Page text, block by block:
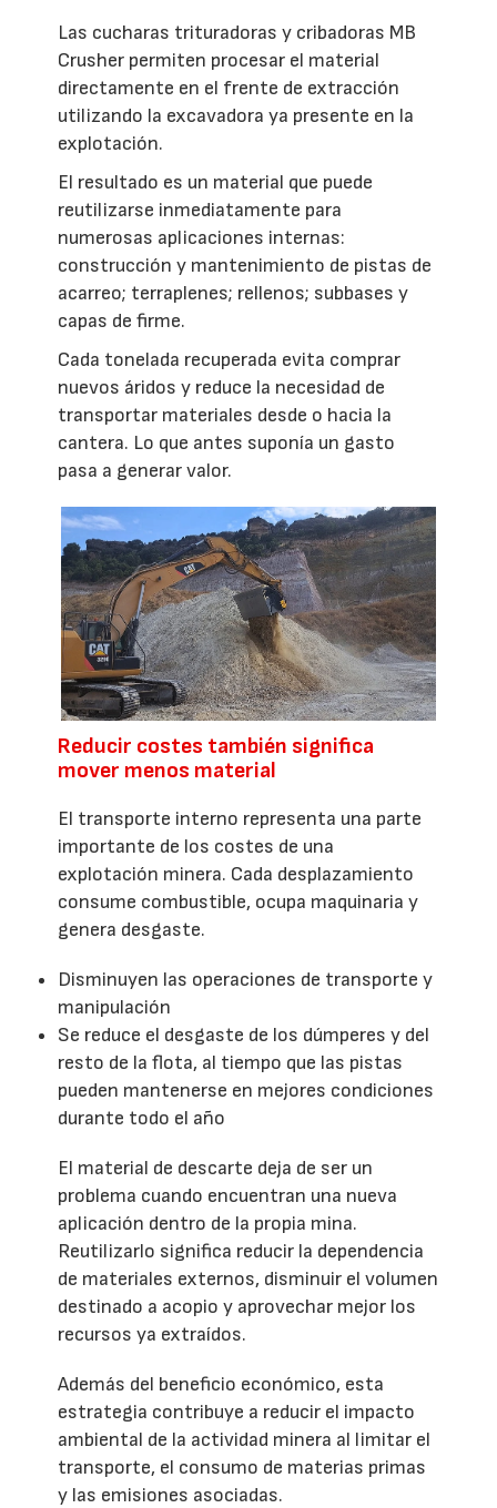
Las cucharas trituradoras y cribadoras MB
Crusher permiten procesar el material
directamente en el frente de extracción
utilizando la excavadora ya presente en la
explotación.
El resultado es un material que puede
reutilizarse inmediatamente para
numerosas aplicaciones internas:
construcción y mantenimiento de pistas de
acarreo; terraplenes; rellenos; subbases y
capas de firme.
Cada tonelada recuperada evita comprar
nuevos áridos y reduce la necesidad de
transportar materiales desde o hacia la
cantera. Lo que antes suponía un gasto
pasa a generar valor.
Reducir costes también significa
mover menos material
El transporte interno representa una parte
importante de los costes de una
explotación minera. Cada desplazamiento
consume combustible, ocupa maquinaria y
genera desgaste.
Disminuyen las operaciones de transporte y
manipulación
Se reduce el desgaste de los dúmperes y del
resto de la flota, al tiempo que las pistas
pueden mantenerse en mejores condiciones
durante todo el año
El material de descarte deja de ser un
problema cuando encuentran una nueva
aplicación dentro de la propia mina.
Reutilizarlo significa reducir la dependencia
de materiales externos, disminuir el volumen
destinado a acopio y aprovechar mejor los
recursos ya extraídos.
Además del beneficio económico, esta
estrategia contribuye a reducir el impacto
ambiental de la actividad minera al limitar el
transporte, el consumo de materias primas
y las emisiones asociadas.